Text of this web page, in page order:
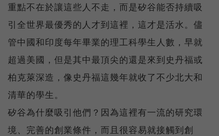
重點不在於讓這些人不走，而是矽谷能否持續吸
引全世界最優秀的人才到這裡，這才是活水。儘
管中國和印度每年畢業的理工科學生人數，早就
超過美國，但是其中最頂尖的還是來到史丹福或
柏克萊深造，像史丹福這幾年就收了不少北大和
清華的學生。
矽谷為什麼吸引他們？因為這裡有一流的研究環
境、完善的創業條件，而且很容易就接觸到創